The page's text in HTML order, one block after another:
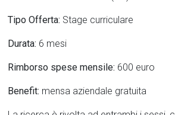
Tipo Offerta: Stage curriculare
Durata: 6 mesi
Rimborso spese mensile: 600 euro
Benefit: mensa aziendale gratuita